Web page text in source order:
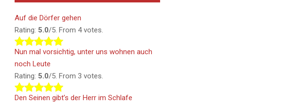
Auf die Dörfer gehen
Rating: 5.0/5. From 4 votes.
Nun mal vorsichtig, unter uns wohnen auch
noch Leute
Rating: 5.0/5. From 3 votes.
Den Seinen gibt’s der Herr im Schlafe